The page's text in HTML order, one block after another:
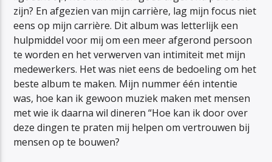
zijn? En afgezien van mijn carrière, lag mijn focus niet
eens op mijn carrière. Dit album was letterlijk een
hulpmiddel voor mij om een meer afgerond persoon
te worden en het verwerven van intimiteit met mijn
medewerkers. Het was niet eens de bedoeling om het
beste album te maken. Mijn nummer één intentie
was, hoe kan ik gewoon muziek maken met mensen
met wie ik daarna wil dineren “Hoe kan ik door over
deze dingen te praten mij helpen om vertrouwen bij
mensen op te bouwen?